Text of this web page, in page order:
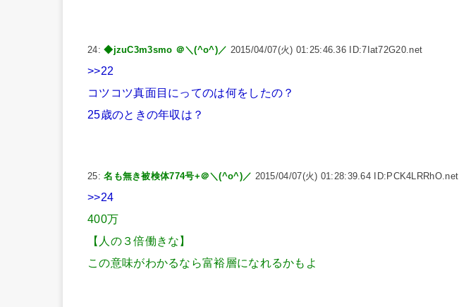
24:◆jzuC3m3smo ＠＼(^o^)／ 2015/04/07(火) 01:25:46.36 ID:7Iat72G20.net
>>22
コツコツ真面目にってのは何をしたの？
25歳のときの年収は？
25:名も無き被検体774号+＠＼(^o^)／ 2015/04/07(火) 01:28:39.64 ID:PCK4LRRhO.net
>>24
400万
【人の３倍働きな】
この意味がわかるなら富裕層になれるかもよ